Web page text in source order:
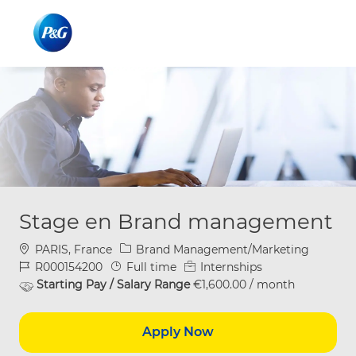
Stage en Brand management
Location
PARIS, France Category
Brand Management/Marketing
Job IdR000154200 Job Type
Full time
Internships
Starting Pay / Salary Range€1,600.00 / month
Apply Now